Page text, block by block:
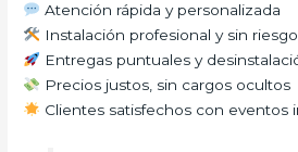
Atención rápida y personalizada
Instalación profesional y sin
Entregas puntuales y
Precios justos, sin cargos ocultos
Clientes satisfechos con eventos